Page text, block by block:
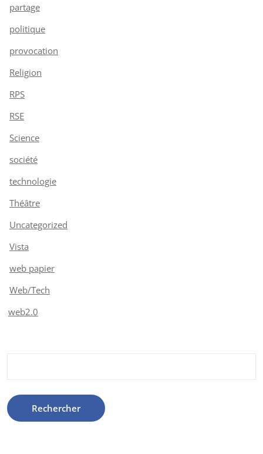
partage
politique
provocation
Religion
RPS
RSE
Science
société
technologie
Théâtre
Uncategorized
Vista
web papier
Web/Tech
web2.0